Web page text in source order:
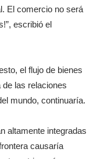
El comercio no será
escribió el
el flujo de bienes
las relaciones
mundo, continuaría.
altamente integradas
causaría